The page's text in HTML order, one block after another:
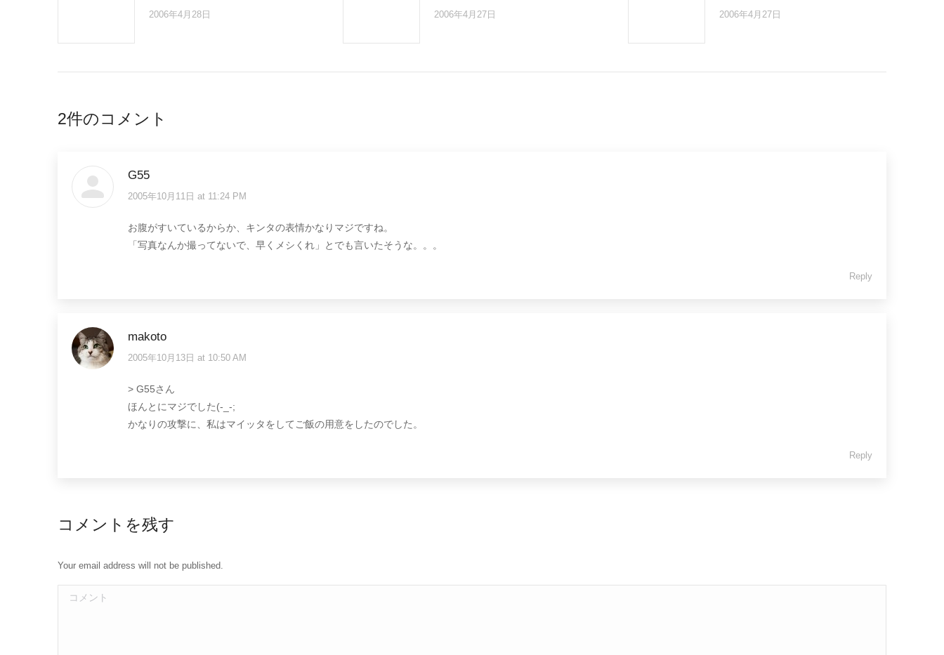
2006年4月28日 2006年4月27日 2006年4月27日
2件のコメント
G55
says:
2005年10月11日 at 11:24 PM
お腹がすいているからか、キンタの表情かなりマジですね。
「写真なんか撮ってないで、早くメシくれ」とでも言いたそうな。。。
Reply
makoto
says:
2005年10月13日 at 10:50 AM
> G55さん
ほんとにマジでした(-_-;
かなりの攻撃に、私はマイッタをしてご飯の用意をしたのでした。
Reply
コメントを残す
Your email address will not be published.
コメント